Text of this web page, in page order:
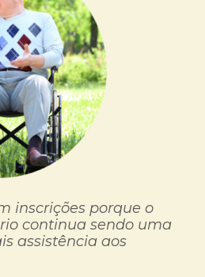
inscrições porque o
continua sendo uma
assistência aos